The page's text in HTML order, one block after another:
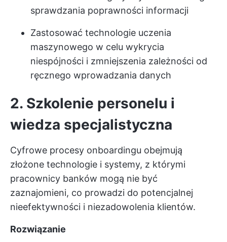
sprawdzania poprawności informacji
Zastosować technologie uczenia
maszynowego w celu wykrycia
niespójności i zmniejszenia zależności od
ręcznego wprowadzania danych
2. Szkolenie personelu i
wiedza specjalistyczna
Cyfrowe procesy onboardingu obejmują
złożone technologie i systemy, z którymi
pracownicy banków mogą nie być
zaznajomieni, co prowadzi do potencjalnej
nieefektywności i niezadowolenia klientów.
Rozwiązanie